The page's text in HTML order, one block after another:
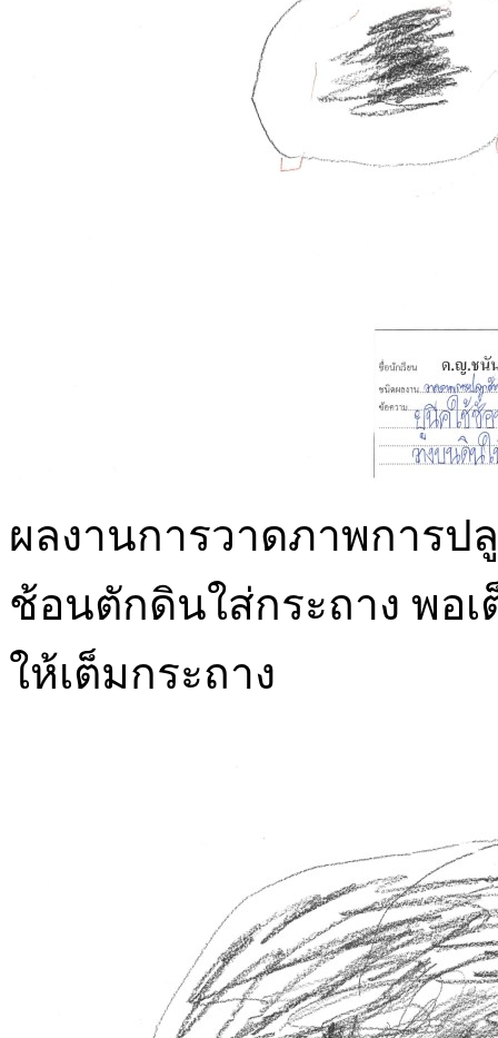
ผลงานการวาดภาพการ
ช้อนตักดินใส่กระถาง พอ
ให้เต็มกระถาง